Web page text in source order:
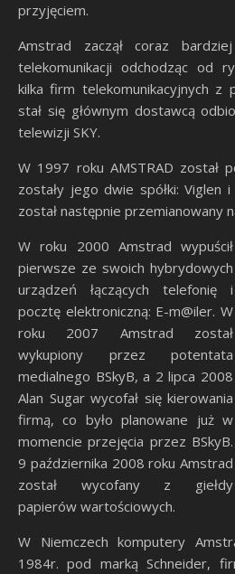
przyjęciem.
Amstrad zaczął coraz
telekomunikacji odchodząc od
kilka firm telekomunikacyjnych z
stał się głównym dostawcą
telewizji SKY.
W 1997 roku AMSTRAD został
zostały jego dwie spółki: Viglen
został następnie przemianowany
W roku 2000 Amstrad wypuścił
pierwsze ze swoich hybrydowych
urządzeń łączących telefonię i
pocztę elektroniczną: E-m@iler. W
roku 2007 Amstrad został
wykupiony przez potentata
medialnego BSkyB, a 2 lipca 2008
Alan Sugar wycofał się kierowania
firmą, co było planowane już w
momencie przejęcia przez BSkyB.
9 października 2008 roku Amstrad
został wycofany z giełdy
papierów wartościowych.
W Niemczech komputery
1984r. pod marką Schneider,